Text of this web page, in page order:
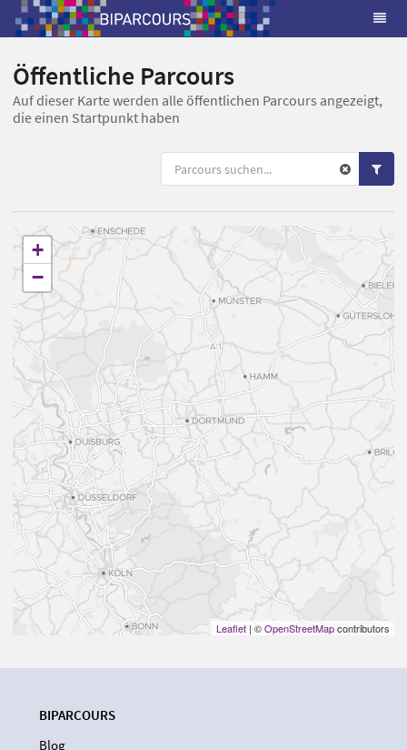
Öffentliche Parcours
Auf dieser Karte werden alle öffentlichen Parcours angezeigt,
die einen Startpunkt haben
+
−
Leaflet | ©OpenStreetMapcontributors
BIPARCOURS
Blog